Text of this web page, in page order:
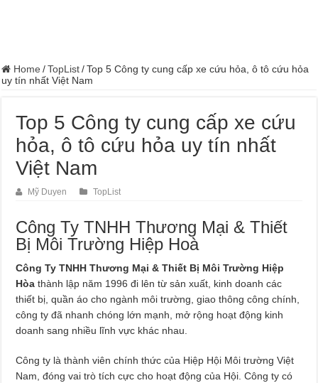
Home / TopList / Top 5 Công ty cung cấp xe cứu hỏa, ô tô cứu hỏa
uy tín nhất Việt Nam
Top 5 Công ty cung cấp xe cứu
hỏa, ô tô cứu hỏa uy tín nhất
Việt Nam
Mỹ Duyen TopList
Công Ty TNHH Thương Mại & Thiết
Bị Môi Trường Hiệp Hoà
Công Ty TNHH Thương Mại & Thiết Bị Môi Trường Hiệp
Hòathành lập năm 1996 đi lên từ sản xuất, kinh doanh các
thiết bị, quần áo cho ngành môi trường, giao thông công chính,
công ty đã nhanh chóng lớn mạnh, mở rộng hoạt động kinh
doanh sang nhiều lĩnh vực khác nhau.
Công ty là thành viên chính thức của Hiệp Hội Môi trường Việt
Nam, đóng vai trò tích cực cho hoạt động của Hội. Công ty có